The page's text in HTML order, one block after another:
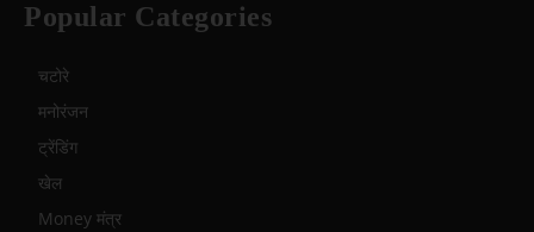
Popular Categories
चटोरे
मनोरंजन
ट्रेंडिंग
खेल
Money मंत्र